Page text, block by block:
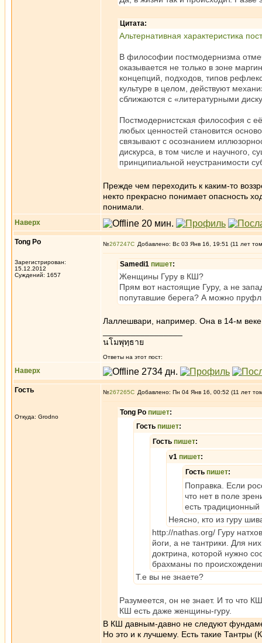
Цитата:
Альтернативная характеристика
В философии постмодернизма
оказывается не только в зоне
концепций, подходов, типов
культуре в целом, действуют
сближаются с «литературными
Постмодернистская философия с
любых ценностей становится
связывают с осознанием
дискурса, в том числе и научного,
принципиальной неустранимости
Прежде чем переходить к каким-то
некто прекрасно понимает опасность
понимали.
Наверх
Tong Po
Зарегистрирован:
15.12.2012
Суждений: 1657
№267247 Добавлено: Вс 03 Янв 16, 19:51 (11 лет
Samedi1 пишет:
Женщины Гуру в КШ?
Прям вот настоящие Гуру, а не
попутавшие берега? А можно
Лаллешвари, например. Она в 14-м
นโมพุทฺธาย
Ответы на этот пост:
Наверх
Гость
Откуда: Grodno
№267265 Добавлено: Пн 04 Янв 16, 00:52 (11 лет
Tong Po пишет:
Гость пишет:
Гость пишет:
v1 пишет:
Гость пишет:
Поправка. Если
что нет в поле
есть традиционный
Неясно, кто из гуру
http://nathas.org/ Гуру
йоги, а не тантрики. Для
доктрина, которой нужно
брахманы по
Т.е вы не знаете?
Разумеется, он не знает. И то что
КШ есть даже женщины-гуру.
В КШ давным-давно не следуют
Но это и к лучшему. Есть такие Тантры